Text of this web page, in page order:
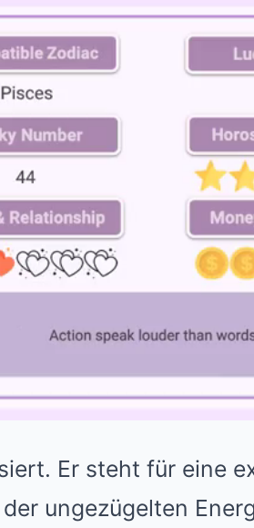
Er steht für eine
ungezügelten